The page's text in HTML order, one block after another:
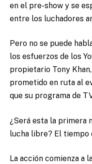
en el pre-show y se
entre los luchadores
Pero no se puede
los esfuerzos de los
propietario Tony
prometido en ruta al
que su programa de
¿Será esta la primera
lucha libre? El tiempo
La acción comienza a